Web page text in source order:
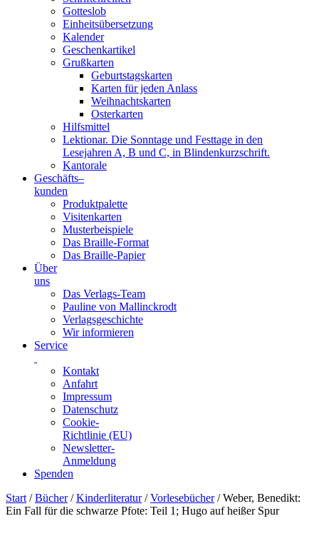
Druckerei
gGmbH
Gotteslob
Einheitsübersetzung
Kalender
Geschenkartikel
Grußkarten
Geburtstagskarten
Karten für jeden Anlass
Weihnachtskarten
Osterkarten
Hilfsmittel
Lektionar. Die Sonntage und Festtage in den
Lesejahren A, B und C, in Blindenkurzschrift.
Kantorale
Geschäfts­–
kunden
Produktpalette
Visitenkarten
Musterbeispiele
Das Braille-Format
Das Braille-Papier
Über
uns
Das Verlags-Team
Pauline von Mallinckrodt
Verlagsgeschichte
Wir informieren
Service
Kontakt
Anfahrt
Impressum
Datenschutz
Cookie-
Richtlinie (EU)
Newsletter-
Anmeldung
Spenden
Skip
to
Start /Bücher/Kinderliteratur/Vorlesebücher/ Weber, Benedikt:
Ein Fall für die schwarze Pfote: Teil 1; Hugo auf heißer Spur